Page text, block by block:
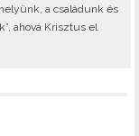
a családunk és
ahová Krisztus el